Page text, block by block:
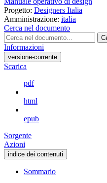
Progetto: Designers Italia
Amministrazione: italia
Cerca nel documento
Informazioni
versione-corrente
Scarica
pdf
html
epub
Sorgente
Azioni
indice dei contenuti
Sommario